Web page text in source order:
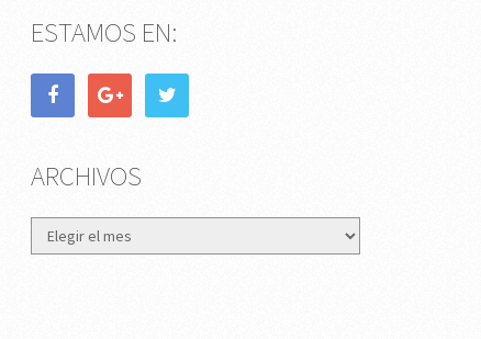
ESTAMOS EN:
ARCHIVOS
Archivos